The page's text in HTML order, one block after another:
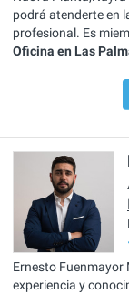
podrá atenderte en
profesional. Es
Oficina en Las
Ernesto Fuenmayor
experiencia y